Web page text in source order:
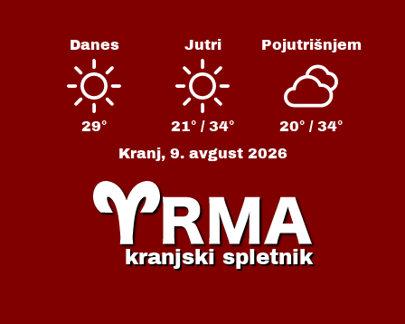
Danes
29°
Jutri
21° / 34°
Pojutrišnjem
20° / 34°
Kranj, 9. avgust 2026
kranjski spletnik